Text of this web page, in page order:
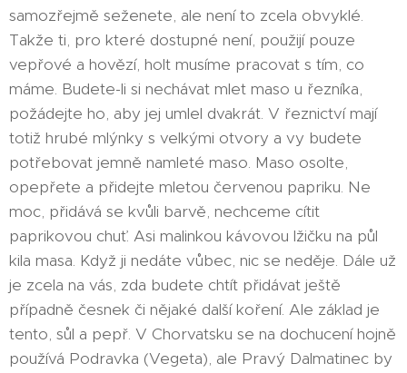
samozřejmě seženete, ale není to zcela obvyklé.
Takže ti, pro které dostupné není, použijí pouze
vepřové a hovězí, holt musíme pracovat s tím, co
máme. Budete-li si nechávat mlet maso u řezníka,
požádejte ho, aby jej umlel dvakrát. V řeznictví mají
totiž hrubé mlýnky s velkými otvory a vy budete
potřebovat jemně namleté maso. Maso osolte,
opepřete a přidejte mletou červenou papriku. Ne
moc, přidává se kvůli barvě, nechceme cítit
paprikovou chuť. Asi malinkou kávovou lžičku na půl
kila masa. Když ji nedáte vůbec, nic se neděje. Dále už
je zcela na vás, zda budete chtít přidávat ještě
případně česnek či nějaké další koření. Ale základ je
tento, sůl a pepř. V Chorvatsku se na dochucení hojně
používá Podravka (Vegeta), ale Pravý Dalmatinec by